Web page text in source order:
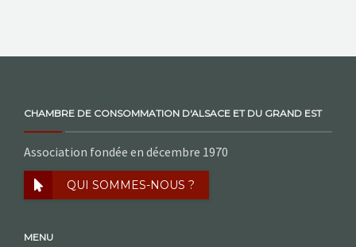
CHAMBRE DE CONSOMMATION D'ALSACE ET DU GRAND EST
Association fondée en décembre 1970
QUI SOMMES-NOUS ?
MENU